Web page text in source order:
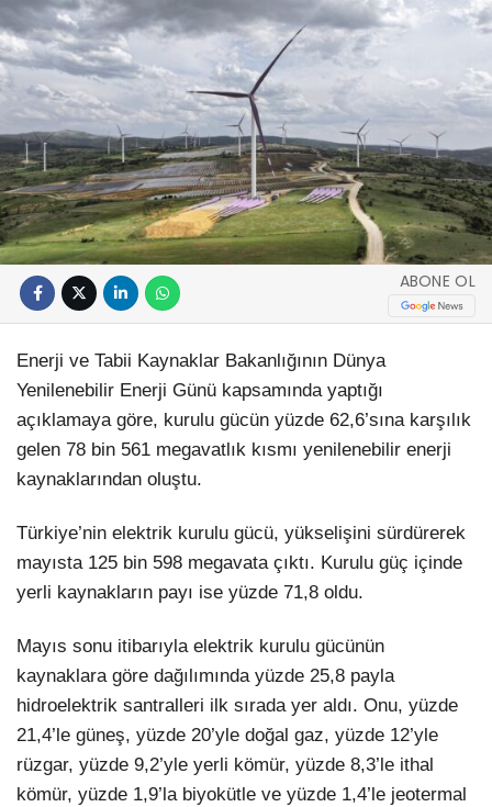
ABONE OL
Enerji ve Tabii Kaynaklar Bakanlığının Dünya
Yenilenebilir Enerji Günü kapsamında yaptığı
açıklamaya göre, kurulu gücün yüzde 62,6’sına karşılık
gelen 78 bin 561 megavatlık kısmı yenilenebilir enerji
kaynaklarından oluştu.
Türkiye’nin elektrik kurulu gücü, yükselişini sürdürerek
mayısta 125 bin 598 megavata çıktı. Kurulu güç içinde
yerli kaynakların payı ise yüzde 71,8 oldu.
Mayıs sonu itibarıyla elektrik kurulu gücünün
kaynaklara göre dağılımında yüzde 25,8 payla
hidroelektrik santralleri ilk sırada yer aldı. Onu, yüzde
21,4’le güneş, yüzde 20’yle doğal gaz, yüzde 12’yle
rüzgar, yüzde 9,2’yle yerli kömür, yüzde 8,3’le ithal
kömür, yüzde 1,9’la biyokütle ve yüzde 1,4’le jeotermal